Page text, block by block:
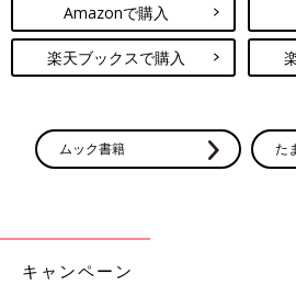
Amazonで購入
楽天ブックスで購入
ムック書籍 た
キャンペーン